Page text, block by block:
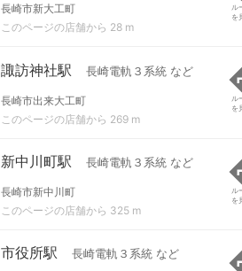
長崎市新大工町
このページの店舗から 28 m
ル
を
諏訪神社駅 長崎電軌３系統 など
長崎市出来大工町
このページの店舗から 269 m
ル
を
新中川町駅 長崎電軌３系統 など
長崎市新中川町
このページの店舗から 325 m
ル
を
市役所駅 長崎電軌３系統 など